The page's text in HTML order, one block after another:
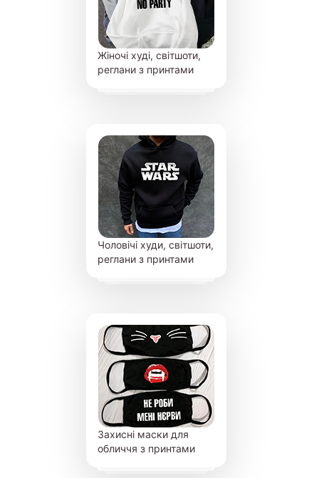
Жіночі худі, світшоти,
реглани з принтами
Чоловічі худи, світшоти,
реглани з принтами
Захисні маски для
обличчя з принтами